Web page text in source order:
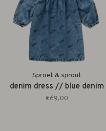
Sproet & sprout
denim dress // blue denim
€69,00